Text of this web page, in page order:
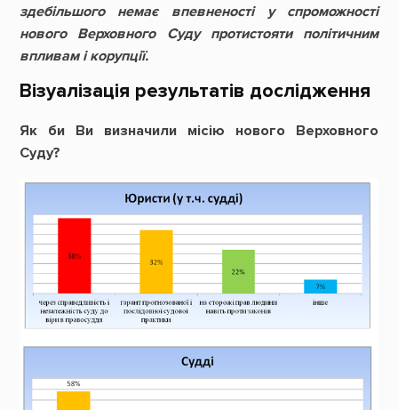
здебільшого немає впевненості у спроможності
нового Верховного Суду протистояти політичним
впливам і корупції.
Візуалізація результатів дослідження
Як би Ви визначили місію нового Верховного
Суду?